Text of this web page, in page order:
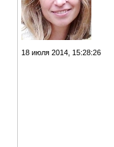
18 июля 2014, 15:28:26